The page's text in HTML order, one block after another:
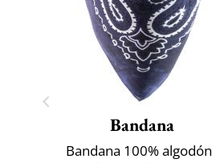
Bandana
Bandana 100% algodón